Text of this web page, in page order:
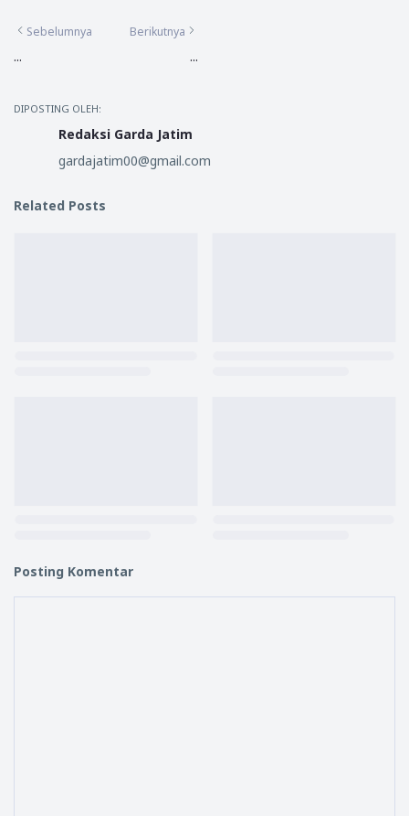
Sebelumnya
...
Berikutnya
...
DIPOSTING OLEH:
Redaksi Garda Jatim
gardajatim00@gmail.com
Related Posts
Posting Komentar